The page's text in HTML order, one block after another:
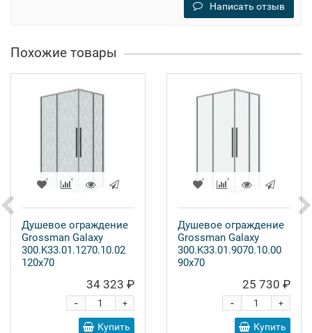
Написать отзыв
Похожие товары
Душевое ограждение
Grossman Galaxy
300.K33.01.1270.10.02
120x70
34 323 ₽
+
-
Купить
Душевое ограждение
Grossman Galaxy
300.K33.01.9070.10.00
90x70
25 730 ₽
+
-
Купить